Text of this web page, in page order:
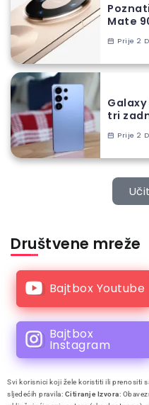
Mate
Prije 2
tri
Prije 2
Društvene mreže
Bajtbox Youtube
Bajtbox
Instagram
Svi korisnici koji žele koristiti ili prenositi
sljedećih pravila: Citiranje Izvora: